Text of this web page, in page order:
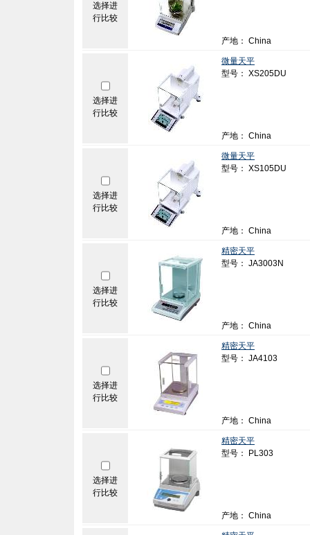
选择进
行比较
产地： China
选择进
行比较
微量天平
型号： XS205DU
产地： China
选择进
行比较
微量天平
型号： XS105DU
产地： China
选择进
行比较
精密天平
型号： JA3003N
产地： China
选择进
行比较
精密天平
型号： JA4103
产地： China
选择进
行比较
精密天平
型号： PL303
产地： China